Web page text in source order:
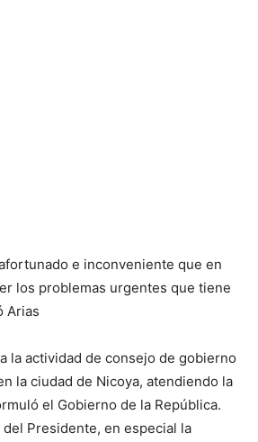
e inconveniente que en
los problemas urgentes que tiene
Arias
la actividad de consejo de gobierno
la ciudad de Nicoya, atendiendo la
el Gobierno de la República.
Presidente, en especial la